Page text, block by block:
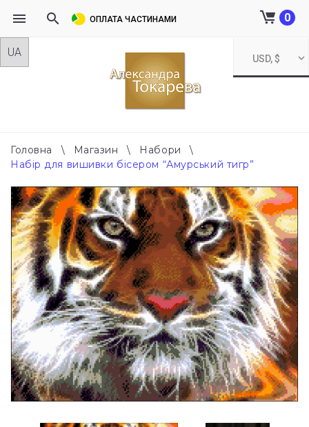
Skip
USD, $
0
ОПЛАТА ЧАСТИНАМИ
Головна \ Магазин \ Набори
\
Набір для вишивки бісером “Амурський тигр”